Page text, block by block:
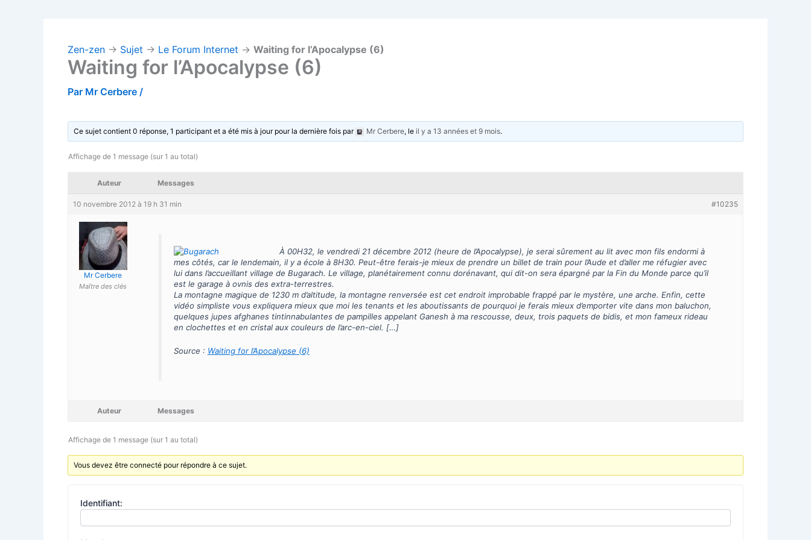
Zen-zen → Sujet → Le Forum Internet → Waiting for l’Apocalypse (6)
Waiting for l’Apocalypse (6)
Par Mr Cerbere /
Ce sujet contient 0 réponse, 1 participant et a été mis à jour pour la dernière fois par Mr Cerbere, leil y a 13 années et 9 mois.
Affichage de 1 message (sur 1 au total)
Auteur Messages
10 novembre 2012 à 19 h 31 min #10235
Mr Cerbere
Maître des clés
À 00H32, le vendredi 21 décembre 2012 (heure de l’Apocalypse), je serai sûrement au lit avec mon fils endormi à
mes côtés, car le lendemain, il y a école à 8H30. Peut-être ferais-je mieux de prendre un billet de train pour l’Aude et d’aller me réfugier avec
lui dans l’accueillant village de Bugarach. Le village, planétairement connu dorénavant, qui dit-on sera épargné par la Fin du Monde parce qu’il
est le garage à ovnis des extra-terrestres.
La montagne magique de 1230 m d’altitude, la montagne renversée est cet endroit improbable frappé par le mystère, une arche. Enfin, cette
vidéo simpliste vous expliquera mieux que moi les tenants et les aboutissants de pourquoi je ferais mieux d’emporter vite dans mon baluchon,
quelques jupes afghanes tintinnabulantes de pampilles appelant Ganesh à ma rescousse, deux, trois paquets de bidis, et mon fameux rideau
en clochettes et en cristal aux couleurs de l’arc-en-ciel. […]
Source : Waiting for l’Apocalypse (6)
Auteur Messages
Affichage de 1 message (sur 1 au total)
Vous devez être connecté pour répondre à ce sujet.
Identifiant: